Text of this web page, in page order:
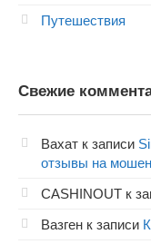
Путешествия
Свежие
Вахат к записи
отзывы на
CASHINOUT к
Вазген к записи